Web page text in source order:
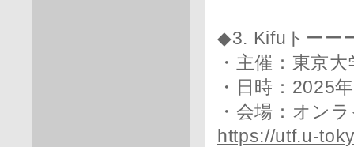
◆3. Kifuトーー
・主催：東京
・日時：2025
・会場：オン
https://utf.u-